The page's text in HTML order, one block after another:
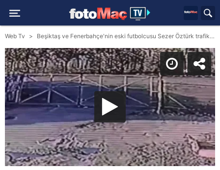
Web Tv Beşiktaş ve Fenerbahçe'nin eski futbolcusu Sezer Öztürk trafikte dehşet saçtı: 1 ölü 4 yaralı